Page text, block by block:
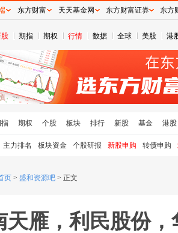
期指 期权 行情 数据 全球 美股 港
期权 个股 板块 排行 新股 基金 港股
主力排名 板块资金 个股研报 新股申购 转债申购
页 > 盛和资源吧 > 正文
天雁，利民股份
东方财富 天天基金网 东方财富证券 东方